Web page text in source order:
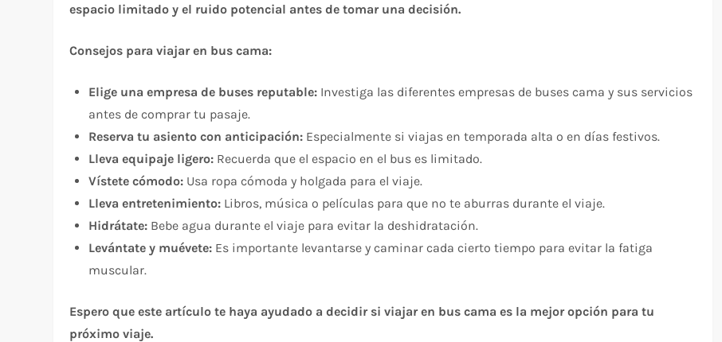
espacio limitado y el ruido potencial antes de tomar una decisión.
Consejos para viajar en bus cama:
Elige una empresa de buses reputable: Investiga las diferentes empresas de buses cama y sus servicios
antes de comprar tu pasaje.
Reserva tu asiento con anticipación: Especialmente si viajas en temporada alta o en días festivos.
Lleva equipaje ligero: Recuerda que el espacio en el bus es limitado.
Vístete cómodo: Usa ropa cómoda y holgada para el viaje.
Lleva entretenimiento: Libros, música o películas para que no te aburras durante el viaje.
Hidrátate: Bebe agua durante el viaje para evitar la deshidratación.
Levántate y muévete: Es importante levantarse y caminar cada cierto tiempo para evitar la fatiga
muscular.
Espero que este artículo te haya ayudado a decidir si viajar en bus cama es la mejor opción para tu
próximo viaje.